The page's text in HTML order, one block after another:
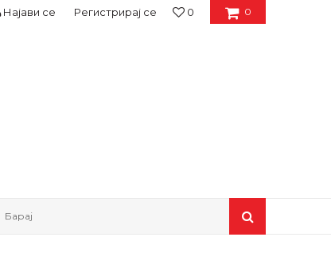
0
0
Најави се Регистрирај се
Барај